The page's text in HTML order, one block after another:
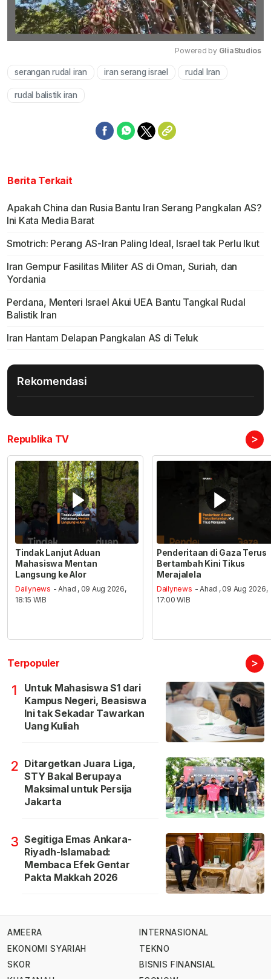
Mute
Powered by GliaStudios
serangan rudal iran iran serang israel rudal Iran
rudal balistik iran
Berita Terkait
Apakah China dan Rusia Bantu Iran Serang Pangkalan AS?
Ini Kata Media Barat
Smotrich: Perang AS-Iran Paling Ideal, Israel tak Perlu Ikut
Iran Gempur Fasilitas Militer AS di Oman, Suriah, dan
Yordania
Perdana, Menteri Israel Akui UEA Bantu Tangkal Rudal
Balistik Iran
Iran Hantam Delapan Pangkalan AS di Teluk
Rekomendasi
Republika TV >
Tindak Lanjut Aduan
Mahasiswa Mentan
Langsung ke Alor
Dailynews - Ahad , 09 Aug 2026,
18:15 WIB
Penderitaan di Gaza Terus
Bertambah Kini Tikus
Merajalela
Dailynews - Ahad , 09 Aug 2026,
17:00 WIB
Terpopuler >
1
Untuk Mahasiswa S1 dari
Kampus Negeri, Beasiswa
Ini tak Sekadar Tawarkan
Uang Kuliah
2 Ditargetkan Juara Liga,
STY Bakal Berupaya
Maksimal untuk Persija
Jakarta
3 Segitiga Emas Ankara-
Riyadh-Islamabad:
Membaca Efek Gentar
Pakta Makkah 2026
AMEERA
EKONOMI SYARIAH
SKOR
INTERNASIONAL
TEKNO
BISNIS FINANSIAL